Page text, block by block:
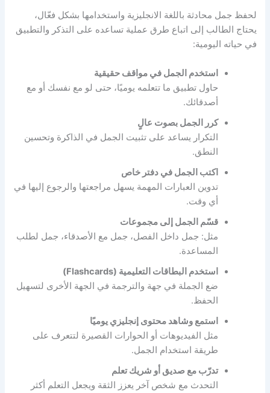
لحفظ جمل محادثة باللغة الانجليزية واستخدامها بشكل فعّال،
يحتاج الطالب إلى اتباع طرق عملية تساعده على التذكر والتطبيق
في حياته اليومية:
استخدم الجمل في مواقف حقيقية
حاول تطبيق ما تتعلمه يوميًا، حتى لو مع نفسك أو مع
أصدقائك.
كرر الجمل بصوت عالٍ
التكرار يساعد على تثبيت الجمل في الذاكرة وتحسين
النطق.
اكتب الجمل في دفتر خاص
تدوين العبارات المهمة يسهل مراجعتها والرجوع إليها في
أي وقت.
قسّم الجمل إلى مجموعات
مثل: جمل داخل الفصل، جمل مع الأصدقاء، جمل لطلب
المساعدة.
استخدم البطاقات التعليمية (Flashcards)
ضع الجملة في جهة والترجمة في الجهة الأخرى لتسهيل
الحفظ.
استمع وشاهد محتوى إنجليزي يوميًا
مثل الفيديوهات أو الحوارات القصيرة لتتعرف على
طريقة استخدام الجمل.
تدرّب مع صديق أو شريك تعلم
التحدث مع شخص آخر يعزز الثقة ويجعل التعلم أكثر